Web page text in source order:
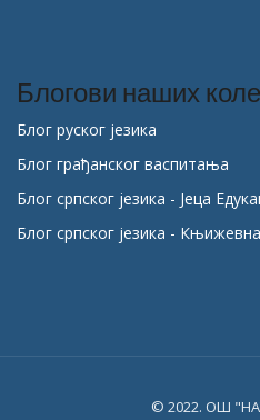
Блогови наших
Блог руског језика
Блог грађанског васпитања
Блог српског језика - Јеца
Блог српског језика -
© 2022. ОШ